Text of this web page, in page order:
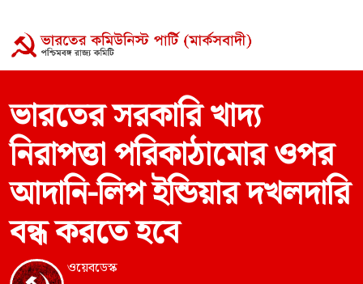
ভারতের সরকারি খাদ্য
নিরাপত্তা পরিকাঠামোর ওপর
আদানি-লিপ ইন্ডিয়ার দখলদারি
বন্ধ করতে হবে
ওয়েবডেস্ক